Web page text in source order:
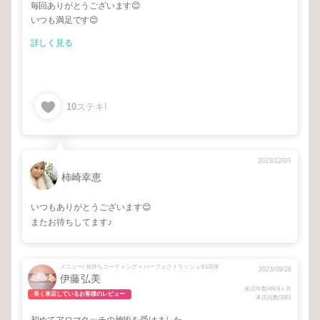
毎回ありがとうございます😊
いつも満足です😊
詳しく見る
10ステキ!
柿崎幸恵
2023/12/03
いつもありがとうございます😊
またお待ちしてます♪
メニュー/ 長持ちコーティング + パーフェクトラッシュ®️120束
伊藤弘美
長く来店しているお客様のレビュー
2023/09/28
来店年数/4年6ヶ月
来店回数/39回